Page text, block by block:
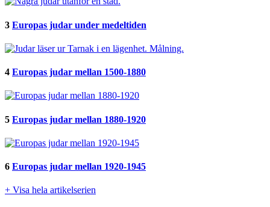
3 Europas judar under medeltiden
4 Europas judar mellan 1500-1880
5 Europas judar mellan 1880-1920
6 Europas judar mellan 1920-1945
+ Visa hela artikelserien